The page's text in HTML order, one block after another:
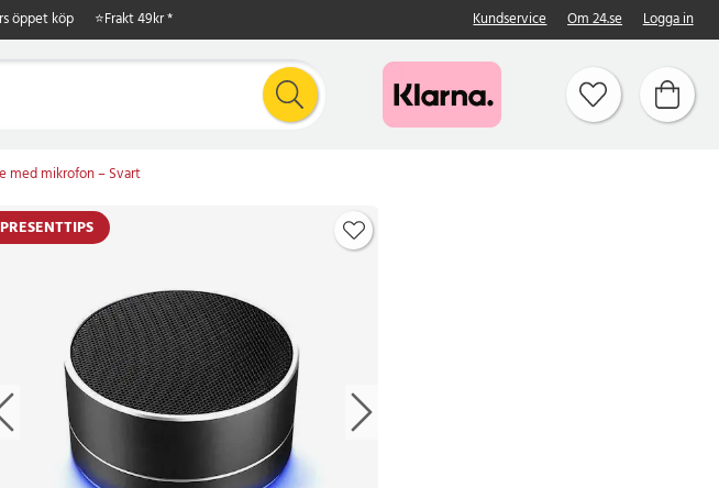
öppet köp ⭐Frakt 49kr * Kundservice Om 24.se Logga in
med mikrofon – Svart
PRESENTTIPS